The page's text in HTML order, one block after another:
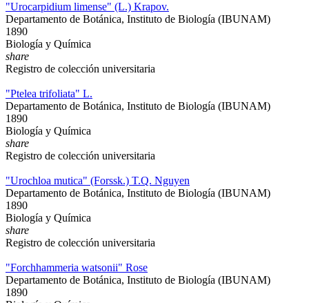
"Urocarpidium limense" (L.) Krapov.
Departamento de Botánica, Instituto de Biología (IBUNAM)
1890
Biología y Química
share
Registro de colección universitaria
"Ptelea trifoliata" L.
Departamento de Botánica, Instituto de Biología (IBUNAM)
1890
Biología y Química
share
Registro de colección universitaria
"Urochloa mutica" (Forssk.) T.Q. Nguyen
Departamento de Botánica, Instituto de Biología (IBUNAM)
1890
Biología y Química
share
Registro de colección universitaria
"Forchhammeria watsonii" Rose
Departamento de Botánica, Instituto de Biología (IBUNAM)
1890